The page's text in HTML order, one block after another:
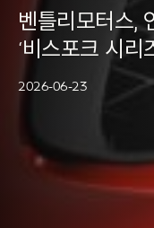
벤틀리모터스,
‘비스포크 시리
2026-06-23